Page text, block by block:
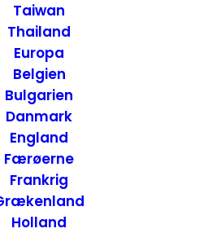
Taiwan
Thailand
Europa
Belgien
Bulgarien
Danmark
England
Færøerne
Frankrig
Holland